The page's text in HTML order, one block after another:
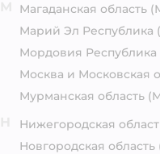
Магаданская область
Марий Эл Республика
Мордовия Республика
Москва и Московская
Мурманская область
Нижегородская
Новгородская область